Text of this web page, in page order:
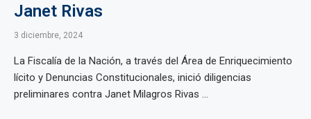
Janet Rivas
3 diciembre, 2024
La Fiscalía de la Nación, a través del Área de Enriquecimiento
lícito y Denuncias Constitucionales, inició diligencias
preliminares contra Janet Milagros Rivas ...